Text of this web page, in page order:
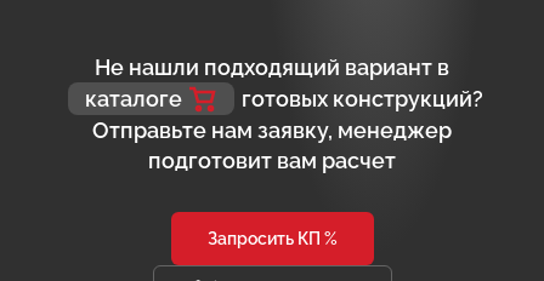
Не нашли подходящий вариант в
каталоге
готовых конструкций?
Отправьте нам заявку, менеджер
подготовит вам расчет
Запросить КП %